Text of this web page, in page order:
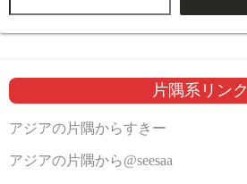
片隅系リンク
アジアの片隅からすきー
アジアの片隅から@seesaa